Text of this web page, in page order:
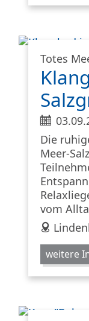
Totes
ticket
Die
Meer-
vom
address
weitere